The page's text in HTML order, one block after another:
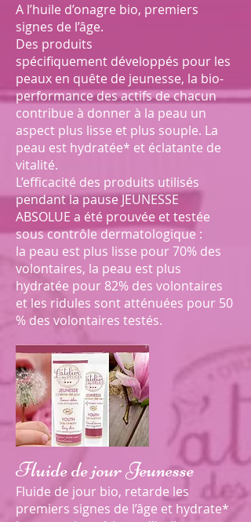
A l’huile d’onagre bio, premiers
signes de l’âge.
Des produits
spécifiquement développés pour les
peaux en quête de jeunesse, la bio-
performance des actifs de chacun
contribue à donner à la peau un
aspect plus lisse et plus souple. La
peau est hydratée* et éclatante de
vitalité.
L’efficacité des produits utilisés
pendant la pause JEUNESSE
ABSOLUE a été prouvée et testée
sous contrôle dermatologique :
la peau est plus lisse pour 70% des
volontaires, la peau est plus
hydratée pour 82% des volontaires
et les ridules sont atténuées pour 50
% des volontaires testés.
Fluide de jour Jeunesse
Fluide de jour bio, retarde les
premiers signes de l’âge et hydrate*